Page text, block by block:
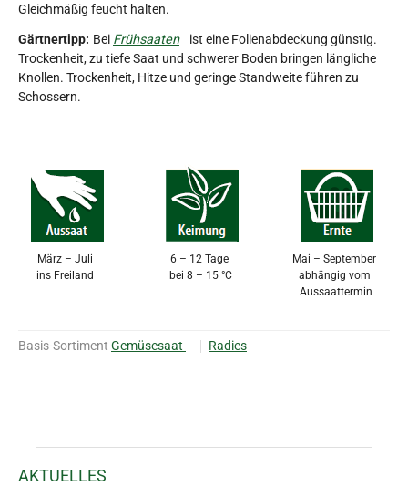
Gleichmäßig feucht halten.
Gärtnertipp: Bei Frühsaaten
ist eine Folienabdeckung günstig.
Trockenheit, zu tiefe Saat und schwerer Boden bringen längliche
Knollen. Trockenheit, Hitze und geringe Standweite führen zu
Schossern.
März – Juli
ins Freiland
6 – 12 Tage
bei 8 – 15 °C
Mai – September
abhängig vom
Aussaattermin
Basis-Sortiment Gemüsesaat Radies
AKTUELLES